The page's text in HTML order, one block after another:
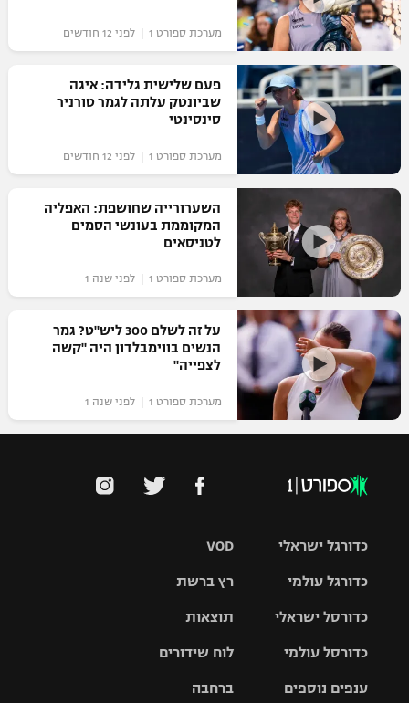
מערכת ספורט 1 | לפני 12 חודשים
פעם שלישית גלידה: איגה
שביונטק עלתה לגמר טורניר
סינסינטי
מערכת ספורט 1 | לפני 12 חודשים
השערורייה שחושפת: האפליה
המקוממת בעונשי הסמים
לטניסאים
מערכת ספורט 1 | לפני שנה 1
על זה לשלם 300 ליש"ט? גמר
הנשים בווימבלדון היה "קשה
לצפייה"
מערכת ספורט 1 | לפני שנה 1
VOD
רץ ברשת
תוצאות
לוח שידורים
ברחבה
כדורגל ישראלי
גביע הטוטו
כדורגל עולמי
האלופות
ליגה
כדורסל ישראלי
סל
כדורסל עולמי
ענפים נוספים